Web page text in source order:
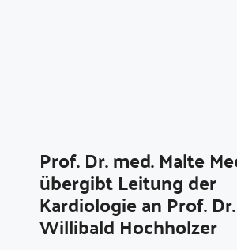
Prof. Dr. med. Malte
übergibt Leitung der
Kardiologie an Prof.
Willibald Hochholzer